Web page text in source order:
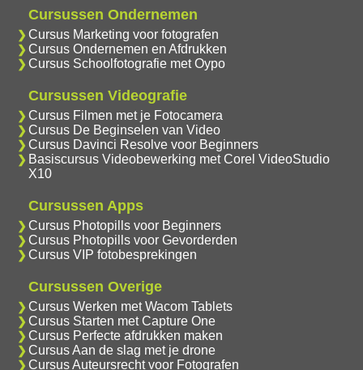
Cursussen Ondernemen
Cursus Marketing voor fotografen
Cursus Ondernemen en Afdrukken
Cursus Schoolfotografie met Oypo
Cursussen Videografie
Cursus Filmen met je Fotocamera
Cursus De Beginselen van Video
Cursus Davinci Resolve voor Beginners
Basiscursus Videobewerking met Corel VideoStudio
X10
Cursussen Apps
Cursus Photopills voor Beginners
Cursus Photopills voor Gevorderden
Cursus VIP fotobesprekingen
Cursussen Overige
Cursus Werken met Wacom Tablets
Cursus Starten met Capture One
Cursus Perfecte afdrukken maken
Cursus Aan de slag met je drone
Cursus Auteursrecht voor Fotografen